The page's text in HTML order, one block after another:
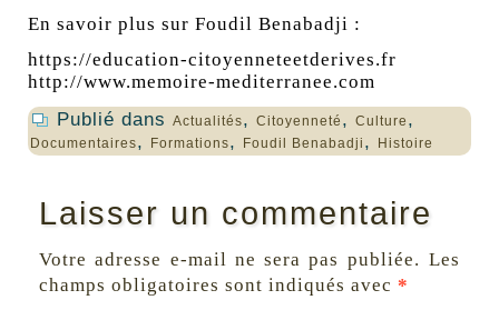
En savoir plus sur Foudil Benabadji :
https://education-citoyenneteetderives.fr
http://www.memoire-mediterranee.com
Publié dans Actualités, Citoyenneté , Culture ,
Documentaires, Formations, Foudil Benabadji , Histoire
Laisser un commentaire
Votre adresse e-mail ne sera pas publiée. Les
champs obligatoires sont indiqués avec *